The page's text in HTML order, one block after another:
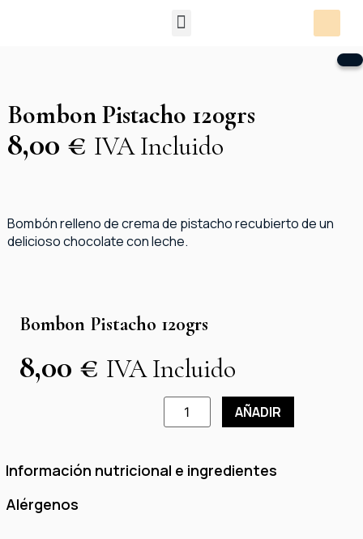
Bombon Pistacho 120grs
8,00 € IVA Incluido
Bombón relleno de crema de pistacho recubierto de un
delicioso chocolate con leche.
Bombon Pistacho 120grs
8,00 € IVA Incluido
AÑADIR
Información nutricional e ingredientes
Alérgenos